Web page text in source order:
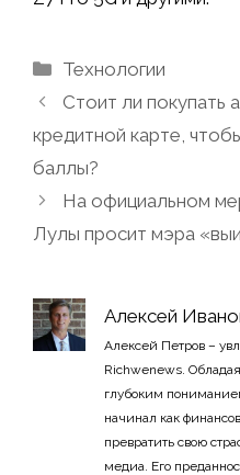
Рубрики
Технологии
Стоит ли покупать
кредитной карте,
баллы?
На официальном
Лулы просит мэра
Алексей
Алексей Петров –
Richwenews.
глубоким
начинал как
превратить свою
медиа. Его